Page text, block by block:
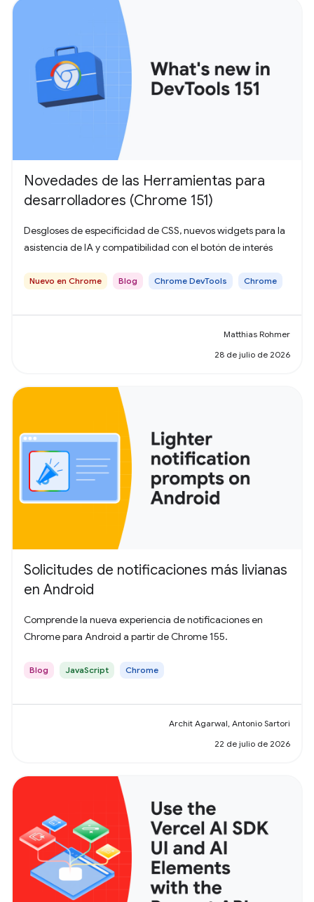
Novedades de las Herramientas para
desarrolladores (Chrome 151)
Desgloses de especificidad de CSS, nuevos widgets para la
asistencia de IA y compatibilidad con el botón de interés
Nuevo en Chrome Blog Chrome DevTools Chrome
Matthias Rohmer
28 de julio de 2026
Solicitudes de notificaciones más livianas
en Android
Comprende la nueva experiencia de notificaciones en
Chrome para Android a partir de Chrome 155.
Blog JavaScript Chrome
Archit Agarwal, Antonio Sartori
22 de julio de 2026